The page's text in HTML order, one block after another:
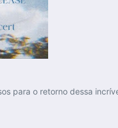
para o retorno dessa